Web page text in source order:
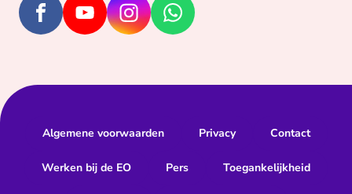
Algemene voorwaarden Privacy Contact
Werken bij de EO Pers Toegankelijkheid